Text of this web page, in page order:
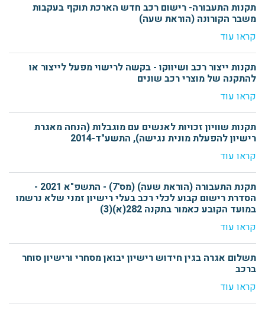
תקנות התעבורה- רישום רכב חדש הארכת תוקף בעקבות
משבר הקורונה (הוראת שעה)
קראו עוד
תקנות ייצור רכב ושיווקו - בקשה לרישוי מפעל לייצור או
להתקנה של מוצרי רכב שונים
קראו עוד
תקנות שוויון זכויות לאנשים עם מוגבלות (הנחה מאגרת
רישיון להפעלת מונית נגישה), התשע"ד-2014
קראו עוד
תקנת התעבורה (הוראת שעה) (מס'7) - התשפ"א 2021 -
הסדרת רישום קבוע לכלי רכב בעלי רישיון זמני שלא נרשמו
במועד הקובע כאמור בתקנה 282(א)(3)
קראו עוד
תשלום אגרה בגין חידוש רישיון יבואן מסחרי ורישיון סוחר
ברכב
קראו עוד